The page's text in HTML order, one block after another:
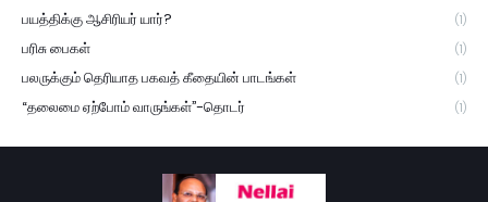
பயத்திக்கு ஆசிரியர் யார்? (1)
பரிசு பைகள் (1)
பலருக்கும் தெரியாத பகவத் கீதையின் பாடங்கள் (1)
“தலைமை ஏற்போம் வாருங்கள்”-தொடர் (1)